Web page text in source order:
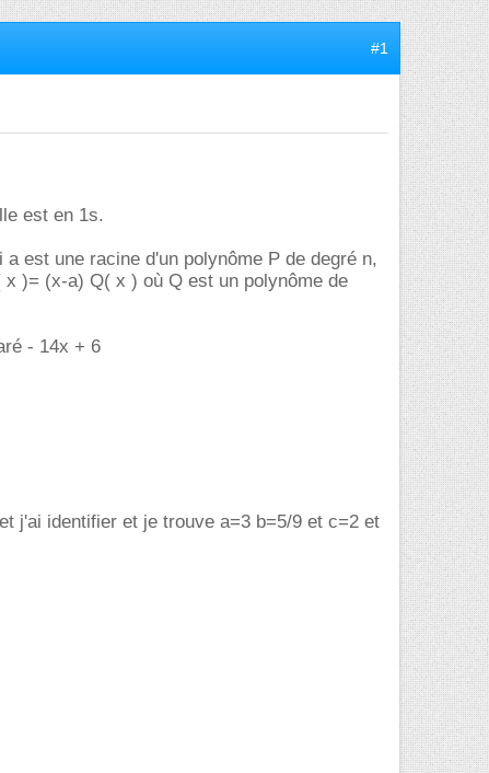
#1
est en 1s.
est une racine d'un polynôme P de degré n,
)= (x-a) Q( x ) où Q est un polynôme de
- 14x + 6
j'ai identifier et je trouve a=3 b=5/9 et c=2 et